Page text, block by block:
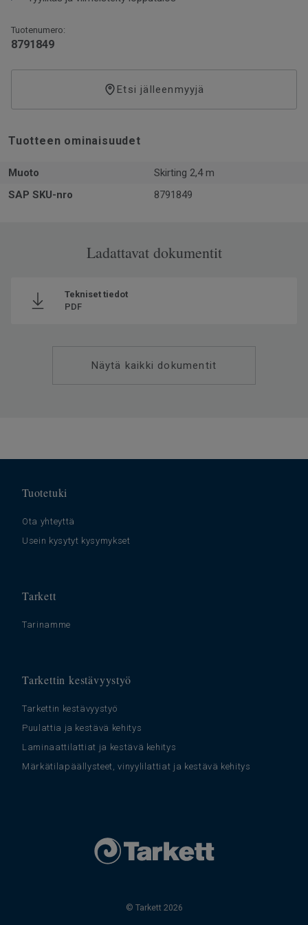
Tuotenumero:
8791849
Etsi jälleenmyyjä
Tuotteen ominaisuudet
Muoto
Skirting 2,4 m
SAP SKU-nro
8791849
Ladattavat dokumentit
Tekniset tiedot
PDF
Näytä kaikki dokumentit
Tuotetuki
Ota yhteyttä
Usein kysytyt kysymykset
Tarkett
Tarinamme
Tarkettin kestävyystyö
Tarkettin kestävyystyö
Puulattia ja kestävä kehitys
Laminaattilattiat ja kestävä kehitys
Märkätilapäällysteet, vinyylilattiat ja kestävä kehitys
© Tarkett 2026